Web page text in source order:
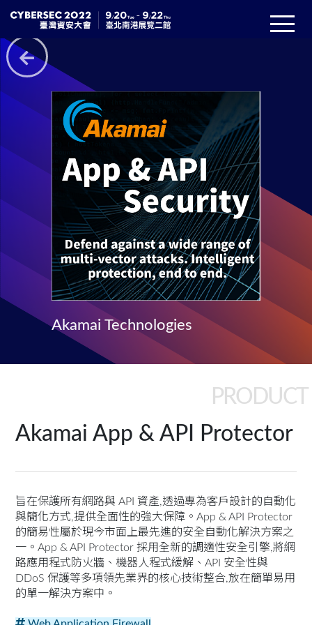
Akamai Technologies
PRODUCT
Akamai App & API Protector
旨在保護所有網路與 API 資產,透過專為客戶設計的自動化
與簡化方式,提供全面性的強大保障。App & API Protector
的簡易性屬於現今市面上最先進的安全自動化解決方案之
一。App & API Protector 採用全新的調適性安全引擎,將網
路應用程式防火牆、機器人程式緩解、API 安全性與
DDoS 保護等多項領先業界的核心技術整合,放在簡單易用
的單一解決方案中。